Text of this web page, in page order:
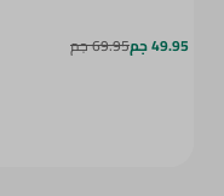
49.95 جم 69.95 جم